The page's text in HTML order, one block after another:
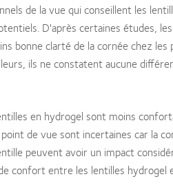
de la vue qui conseillent les
D'après certaines études,
bonne clarté de la cornée chez
ils ne constatent aucune
en hydrogel sont moins
de vue sont incertaines car la
peuvent avoir un impact
confort entre les lentilles hydrogel